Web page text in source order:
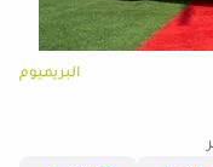
البريميوم